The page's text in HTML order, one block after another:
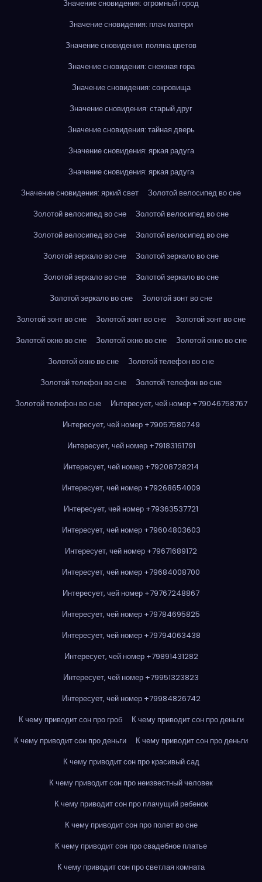
Значение сновидения: огромный город
Значение сновидения: плач матери
Значение сновидения: поляна цветов
Значение сновидения: снежная гора
Значение сновидения: сокровища
Значение сновидения: старый друг
Значение сновидения: тайная дверь
Значение сновидения: яркая радуга
Значение сновидения: яркая радуга
Значение сновидения: яркий свет
Золотой велосипед во сне
Золотой велосипед во сне
Золотой велосипед во сне
Золотой велосипед во сне
Золотой велосипед во сне
Золотой зеркало во сне
Золотой зеркало во сне
Золотой зеркало во сне
Золотой зеркало во сне
Золотой зеркало во сне
Золотой зонт во сне
Золотой зонт во сне
Золотой зонт во сне
Золотой зонт во сне
Золотой окно во сне
Золотой окно во сне
Золотой окно во сне
Золотой окно во сне
Золотой телефон во сне
Золотой телефон во сне
Золотой телефон во сне
Золотой телефон во сне
Интересует, чей номер +79046758767
Интересует, чей номер +79057580749
Интересует, чей номер +79183161791
Интересует, чей номер +79208728214
Интересует, чей номер +79268654009
Интересует, чей номер +79363537721
Интересует, чей номер +79604803603
Интересует, чей номер +79671689172
Интересует, чей номер +79684008700
Интересует, чей номер +79767248867
Интересует, чей номер +79784695825
Интересует, чей номер +79794063438
Интересует, чей номер +79891431282
Интересует, чей номер +79951323823
Интересует, чей номер +79984826742
К чему приводит сон про гроб
К чему приводит сон про деньги
К чему приводит сон про деньги
К чему приводит сон про деньги
К чему приводит сон про красивый сад
К чему приводит сон про неизвестный человек
К чему приводит сон про плачущий ребенок
К чему приводит сон про полет во сне
К чему приводит сон про свадебное платье
К чему приводит сон про светлая комната